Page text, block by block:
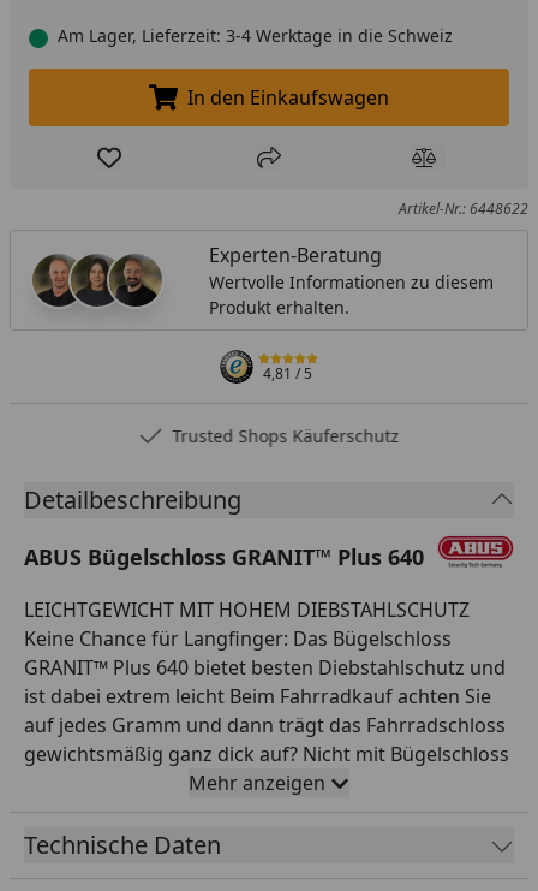
Am Lager, Lieferzeit: 3-4 Werktage in die Schweiz
In den Einkaufswagen legen
In den Einkaufswagen
Produkt zur Wunschliste hinzufügen
Teilen Produkt
Artikel-Nr.: 6448622
Experten-Beratung
Wertvolle Informationen zu diesem
Produkt erhalten.
4,81/ 5
Trusted Shops Käuferschutz
Detailbeschreibung
ABUS Bügelschloss GRANIT™ Plus 640
LEICHTGEWICHT MIT HOHEM DIEBSTAHLSCHUTZ
Keine Chance für Langfinger: Das Bügelschloss
GRANIT™ Plus 640 bietet besten Diebstahlschutz und
ist dabei extrem leicht Beim Fahrradkauf achten Sie
auf jedes Gramm und dann trägt das Fahrradschloss
gewichtsmäßig ganz dick auf? Nicht mit Bügelschloss
GRANIT™ Plus 640! Mit gerade mal 860g ist es Ihr
leichter Begleiter, auch wenn Ihr Zweirad einmal an
einem Ort mit eher hohem Diebstahlrisiko, wie
Mehr anzeigen
Technische Daten